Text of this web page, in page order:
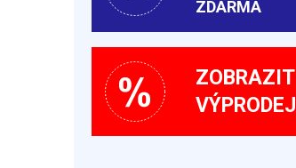
ZDARMA
ZOBRAZIT
VÝPRODEJ